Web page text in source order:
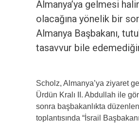
Almanya’ya gelmesi
olacağına yönelik bir
Almanya Başbakanı,
tasavvur bile
Scholz, Almanya’ya ziyaret
Ürdün Kralı II. Abdullah ile
sonra başbakanlıkta
toplantısında “İsrail